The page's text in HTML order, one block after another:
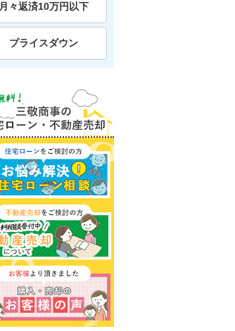
月々返済10万円以下
プライスダウン